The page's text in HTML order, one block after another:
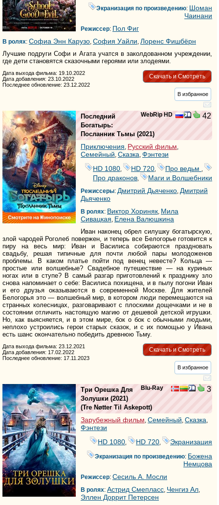
Экранизация по произведению: Шоман
Чаинани
Режиссер: Пол Фиг
В ролях: Софиа Энн Карузо, София Уайли, Лоренс Фишбёрн
Лучшие подруги Софи и Агата учатся в заколдованном учреждении,
где дети становятся сказочными героями или злодеями.
Скачать и Смотреть
Дата выхода фильма: 19.10.2022
Дата добавления: 23.10.2022
Последнее обновление: 23.12.2022
В избранное
WebRip HD 42
Последний
Богатырь:
Посланник Тьмы (2021)
Приключения, Русский фильм,
Семейный, Сказка, Фэнтези
HD 1080
HD 720 Про ведьм
Про драконов Маги и Волшебники
Режиссеры: Дмитрий Дьяченко, Дмитрий
Дьяченко
В ролях: Виктор Хориняк, Мила
Сивацкая, Елена Валюшкина
Иван наконец обрел силушку богатырскую,
злой чародей Роголеб повержен, и теперь все Белогорье готовится к
пиру на весь мир: Иван и Василиса собираются праздновать
свадьбу, решая типичные для почти любой пары молодоженов
проблемы. В каком платье пойти под венец невесте? Кольца —
простые или волшебные? Свадебное путешествие — на куриных
ногах или в ступе? В самый разгар приготовлений к празднику зло
снова напоминает о себе: Василиса похищена, и в пылу погони Иван
и его друзья оказываются в современной Москве. Для жителей
Белогорья это — волшебный мир, в котором люди перемещаются на
странных колесницах, разговаривают с плоскими дощечками и не в
состоянии отличить настоящую магию от дешевой детской игрушки.
Но, как выясняется, и в этом мире, бок о бок с обычными людьми,
неплохо устроились герои старых сказок, и с их помощью у Ивана
есть шанс окончательно победить древнюю Тьму.
Скачать и Смотреть
Дата выхода фильма: 23.12.2021
Дата добавления: 17.02.2022
Последнее обновление: 17.11.2023
В избранное
Blu-Ray 3
Три Орешка Для
Золушки (2021)
(Tre Nøtter Til Askepott)
Зарубежный фильм, Семейный, Сказка,
Фэнтези
HD 1080
HD 720 Экранизация
Экранизация по произведению: Божена
Немцова
Режиссер: Сесиль А. Мосли
В ролях: Астрид Смепласс, Ченгиз Ал,
Эллен Доррит Петерсен